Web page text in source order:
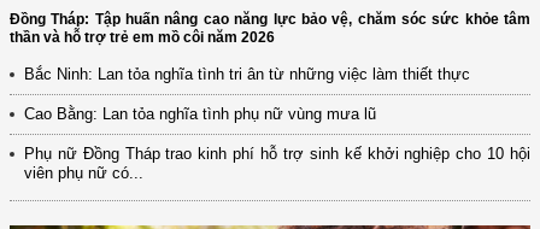
Đồng Tháp: Tập huấn nâng cao năng lực bảo vệ, chăm sóc sức khỏe tâm
thần và hỗ trợ trẻ em mồ côi năm 2026
Bắc Ninh: Lan tỏa nghĩa tình tri ân từ những việc làm thiết thực
Cao Bằng: Lan tỏa nghĩa tình phụ nữ vùng mưa lũ
Phụ nữ Đồng Tháp trao kinh phí hỗ trợ sinh kế khởi nghiệp cho 10 hội
viên phụ nữ có...